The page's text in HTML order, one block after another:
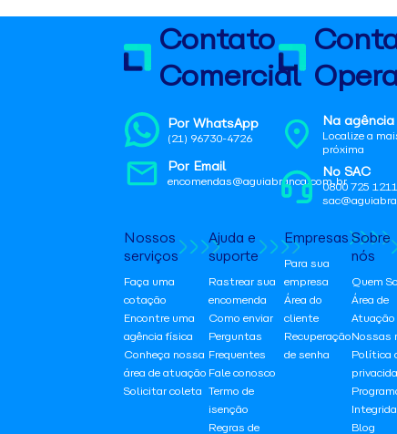
Contato
Comercial
Por WhatsApp
(21) 96730-4726
Por Email
encomendas@aguiabranca.com.br
Na agência
Localize a
próxima
No SAC
0800 725
Nossos
serviços
Faça uma
cotação
Encontre uma
agência física
Conheça nossa
área de atuação
Solicitar coleta
Ajuda e
suporte
Rastrear sua
encomenda
Como enviar
Perguntas
Frequentes
Fale conosco
Termo de
isenção
Regras de
Empresas
Para sua
empresa
Área do
cliente
Recuperação
de senha
Sobre
nós
Quem
Área de
Atuação
Nossas
Política
Blog